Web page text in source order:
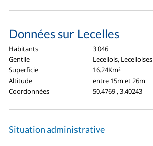
Données sur Lecelles
Habitants
3 046
Gentile
Lecellois, Lecelloises
Superficie
16.24Km²
Altitude
entre 15m et 26m
Coordonnées
50.4769 , 3.40243
Situation administrative